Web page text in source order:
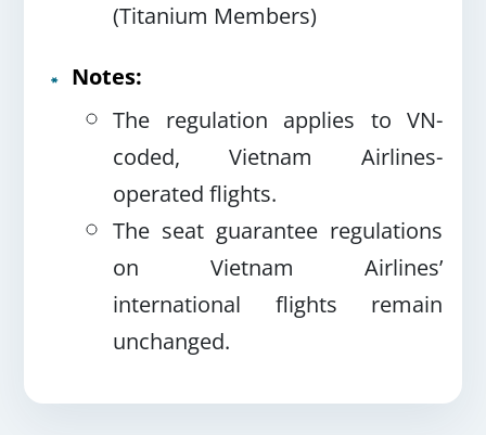
(Titanium Members)
Notes:
The regulation applies to VN-
coded, Vietnam Airlines-
operated flights.
The seat guarantee regulations
on Vietnam Airlines’
international flights remain
unchanged.